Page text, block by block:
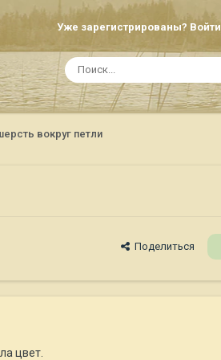
Уже зарегистрированы? Войти
вокруг петли
Поделиться
цвет.